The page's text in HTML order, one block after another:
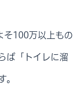
そ100万以上もの
ば「トイレに溜